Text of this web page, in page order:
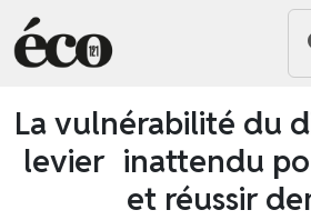
La vulnérabilité du
levier inattendu
et réussir